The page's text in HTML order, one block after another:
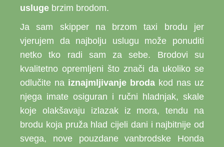
usluge brzim brodom.
Ja sam skipper na brzom taxi brodu jer
vjerujem da najbolju uslugu može ponuditi
netko tko radi sam za sebe. Brodovi su
kvalitetno opremljeni što znači da ukoliko se
odlučite na iznajmljivanje broda kod nas uz
njega imate osiguran i ručni hladnjak, skale
koje olakšavaju izlazak iz mora, tendu na
brodu koja pruža hlad cijeli dani i najbitnije od
svega, nove pouzdane vanbrodske Honda